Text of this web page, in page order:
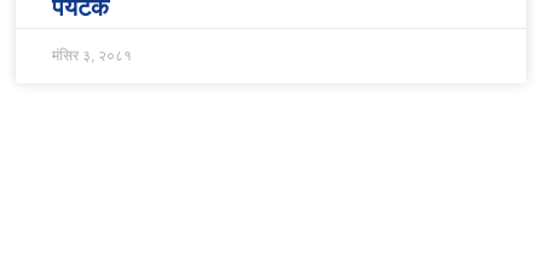
पर्यटक
मंसिर ३, २०८१